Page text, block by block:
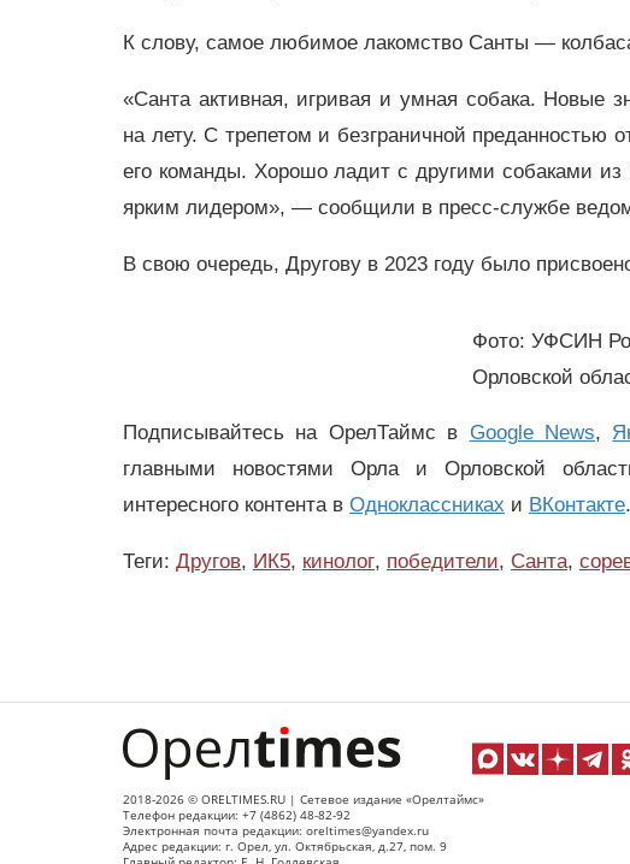
К слову, самое любимое лакомство Санты —
«Санта активная, игривая и умная собака. Новые
на лету. С трепетом и безграничной преданностью
его команды. Хорошо ладит с другими собаками из
ярким лидером», — сообщили в пресс-службе
В свою очередь, Другову в 2023 году было
Фото: УФСИН
Орловской
Подписывайтесь на ОрелТаймс в Google News,
главными новостями Орла и Орловской
интересного контента в Одноклассниках и ВКонтакте.
Теги: Другов, ИК5, кинолог, победители, Санта,
2018-2026 © ORELTIMES.RU | Сетевое издание «Орелтаймс»
Телефон редакции: +7 (4862) 48-82-92
Электронная почта редакции: oreltimes@yandex.ru
Адрес редакции: г. Орел, ул. Октябрьская, д.27, пом. 9